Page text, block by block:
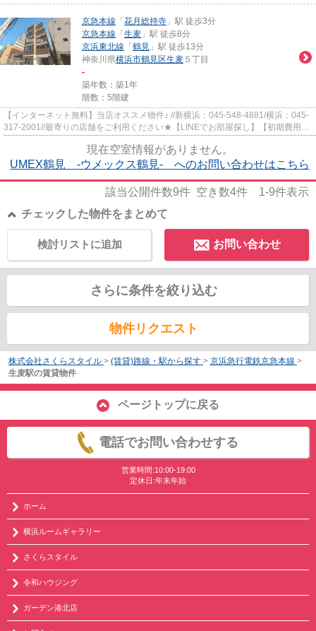
京急本線 「 花月総持寺 」駅 徒歩3分
京急本線 「 生麦 」駅 徒歩8分
京浜東北線 「 鶴見 」駅 徒歩13分
神奈川県横浜市鶴見区生麦 ５丁目
-
築年数：築1年
階数：5階建
【インターネット無料】当店オススメ物件♪ //新横浜：045-548-4881/横浜：045-
317-2001//最寄りの店舗をご利用ください★【LINEでお部屋探し】【初期費用分
現在空室情報がありません。
UMEX鶴見 -ウメックス鶴見- へのお問い合わせはこちら
該当公開件数9件 空き数4件 1-9件表示
チェックした物件をまとめて
お問い合わせ
検討リストに追加
さらに条件を絞り込む
物件リクエスト
株式会社さくらスタイル > (賃貸)路線・駅から探す > 京浜急行電鉄京急本線 >
生麦駅の賃貸物件
ページトップに戻る
電話でお問い合わせする
営業時間:10:00-19:00
定休日:年末年始
ホーム
横浜ルームギャラリー
さくらスタイル
令和ハウジング
ガーデン港北店